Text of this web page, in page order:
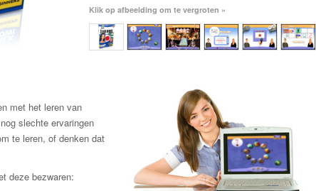
Klik op afbeelding om te vergroten »
met het leren van
slechte ervaringen
te leren, of denken dat
deze bezwaren: